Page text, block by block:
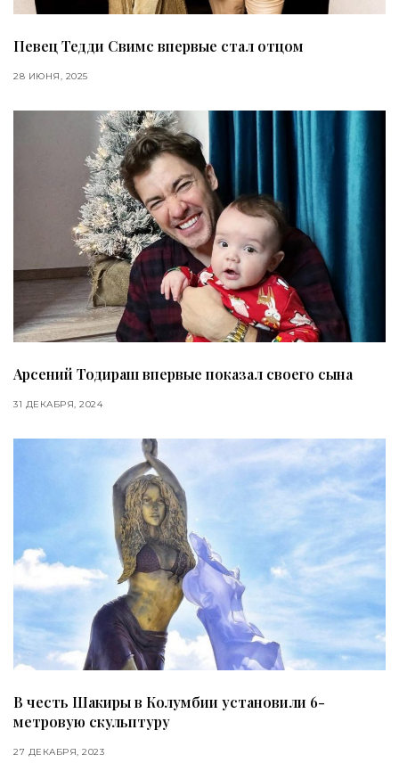
Певец Тедди Свимс впервые стал отцом
28 ИЮНЯ, 2025
Арсений Тодираш впервые показал своего сына
31 ДЕКАБРЯ, 2024
В честь Шакиры в Колумбии установили 6-
метровую скульптуру
27 ДЕКАБРЯ, 2023